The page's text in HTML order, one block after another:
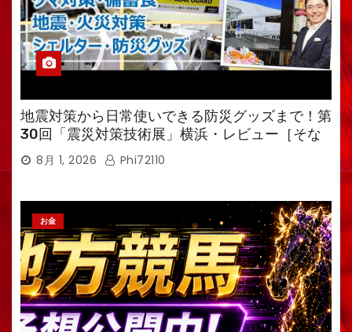
地震対策から日常使いできる防災グッズまで！第
30回「震災対策技術展」横浜・レビュー［そな
えるTV・高荷智也］
8月 1, 2026 Phi72110
お金